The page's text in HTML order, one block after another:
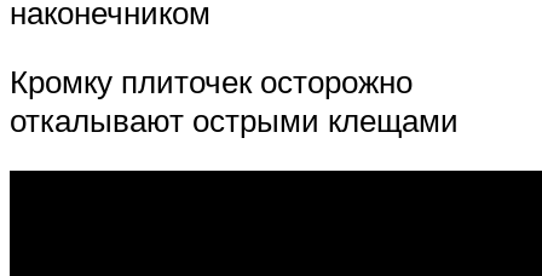
наконечником
Кромку плиточек осторожно
откалывают острыми клещами